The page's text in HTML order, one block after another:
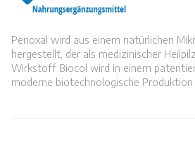
Penoxal wird aus einem natürlichen
hergestellt, der als medizinischer
Wirkstoff Biocol wird in einem
moderne biotechnologische Produktion